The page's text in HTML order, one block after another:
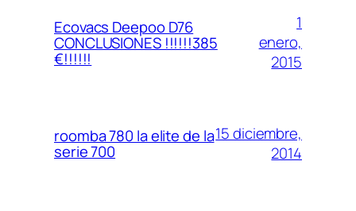
Ecovacs Deepoo D76
CONCLUSIONES !!!!!!385
€!!!!!!
1
enero,
2015
roomba 780 la elite de la
serie 700
15 diciembre,
2014